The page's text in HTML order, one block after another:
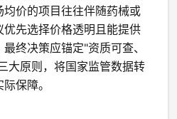
价的项目往往伴随药械或
先选择价格透明且能提供
终决策应锚定"资质可查、
大原则，将国家监管数据转
保障。